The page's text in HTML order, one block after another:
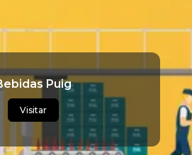
Puig
Visitar